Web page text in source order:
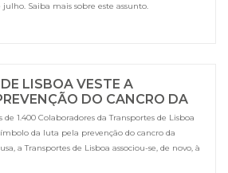
Saiba mais sobre este assunto.
LISBOA VESTE A
DO CANCRO DA
1.400 Colaboradores da Transportes de Lisboa
da luta pela prevenção do cancro da
a Transportes de Lisboa associou-se, de novo, à
enquanto parceiro estratégico na partilha